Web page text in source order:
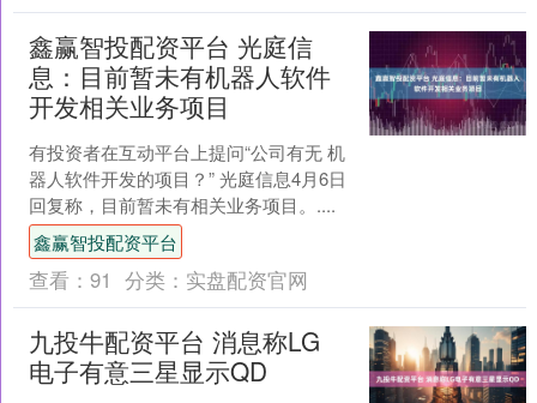
鑫赢智投配资平台 光庭信
息：目前暂未有机器人软件
开发相关业务项目
有投资者在互动平台上提问“公司有无 机
器人软件开发的项目？” 光庭信息4月6日
回复称，目前暂未有相关业务项目。....
鑫赢智投配资平台
查看： 91 分类： 实盘配资官网
九投牛配资平台 消息称LG
电子有意三星显示QD